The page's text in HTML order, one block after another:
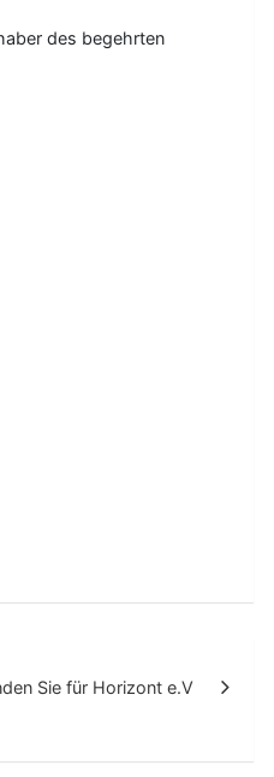
des begehrten
Sie für Horizont e.V